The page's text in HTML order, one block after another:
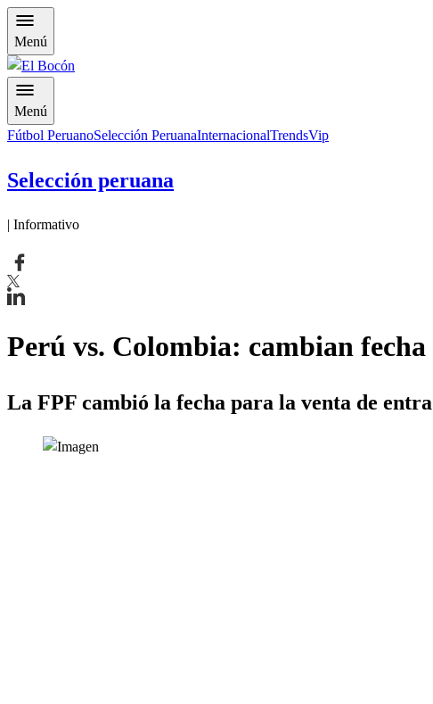
Menú
Menú
Fútbol PeruanoSelección PeruanaInternacionalTrendsVip
Selección peruana
| Informativo
Perú vs. Colombia: cambian
La FPF cambió la fecha para la venta de